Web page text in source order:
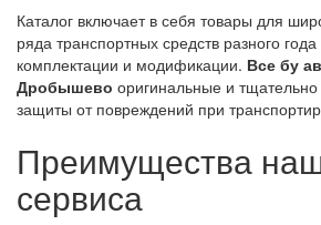
Каталог включает в себя товары для
ряда транспортных средств разного
комплектации и модификации. Все бу
Дробышево оригинальные и
защиты от повреждений при
Преимущества
сервиса